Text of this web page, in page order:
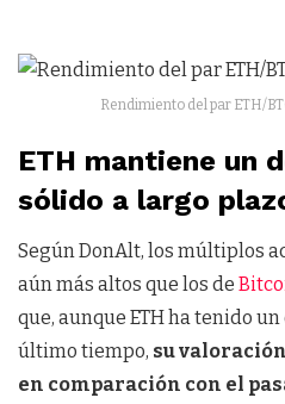
Rendimiento del par ETH/
ETH mantiene un
sólido a largo
Según DonAlt, los múltiplos
aún más altos que los de
que, aunque ETH ha tenido
último tiempo, su
en comparación con el